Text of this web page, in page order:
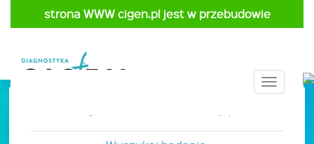
strona WWW cigen.pl jest w przebudowie
Toggle